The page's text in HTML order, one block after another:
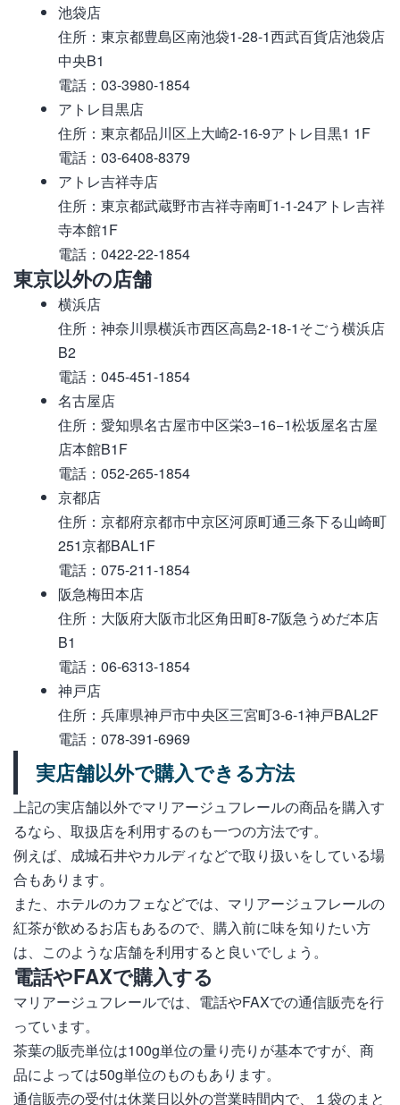
池袋店
住所：東京都豊島区南池袋1-28-1西武百貨店池袋店
中央B1
電話：03-3980-1854
アトレ目黒店
住所：東京都品川区上大崎2-16-9アトレ目黒1 1F
電話：03-6408-8379
アトレ吉祥寺店
住所：東京都武蔵野市吉祥寺南町1-1-24アトレ吉祥
寺本館1F
電話：0422-22-1854
東京以外の店舗
横浜店
住所：神奈川県横浜市西区高島2-18-1そごう横浜店
B2
電話：045-451-1854
名古屋店
住所：愛知県名古屋市中区栄3−16−1松坂屋名古屋
店本館B1F
電話：052-265-1854
京都店
住所：京都府京都市中京区河原町通三条下る山崎町
251京都BAL1F
電話：075-211-1854
阪急梅田本店
住所：大阪府大阪市北区角田町8-7阪急うめだ本店
B1
電話：06-6313-1854
神戸店
住所：兵庫県神戸市中央区三宮町3-6-1神戸BAL2F
電話：078-391-6969
実店舗以外で購入できる方法
上記の実店舗以外でマリアージュフレールの商品を購入す
るなら、取扱店を利用するのも一つの方法です。
例えば、成城石井やカルディなどで取り扱いをしている場
合もあります。
また、ホテルのカフェなどでは、マリアージュフレールの
紅茶が飲めるお店もあるので、購入前に味を知りたい方
は、このような店舗を利用すると良いでしょう。
電話やFAXで購入する
マリアージュフレールでは、電話やFAXでの通信販売を行
っています。
茶葉の販売単位は100g単位の量り売りが基本ですが、商
品によっては50g単位のものもあります。
通信販売の受付は休業日以外の営業時間内で、１袋のまと